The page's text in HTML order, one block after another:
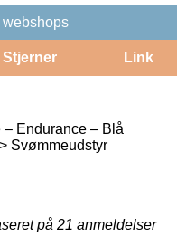
webshops
Stjerner Link
Endurance – Blå
Svømmeudstyr
på 21 anmeldelser